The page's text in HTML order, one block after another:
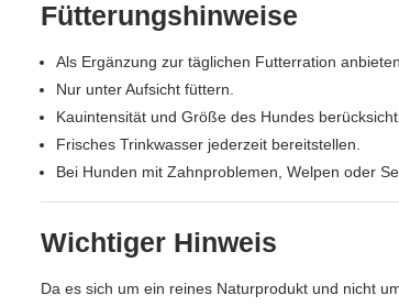
Fütterungshinweise
Als Ergänzung zur täglichen Futterration
Nur unter Aufsicht füttern.
Kauintensität und Größe des Hundes
Frisches Trinkwasser jederzeit bereitstellen.
Bei Hunden mit Zahnproblemen, Welpen oder
Wichtiger Hinweis
Da es sich um ein reines Naturprodukt und nicht